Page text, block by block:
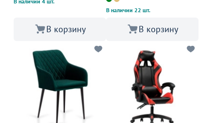
В корзину
В наличии 22 шт.
В корзину